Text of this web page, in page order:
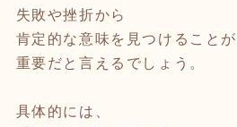
失敗や挫折から
肯定的な意味を見つけることが
重要だと言えるでしょう。
具体的には、